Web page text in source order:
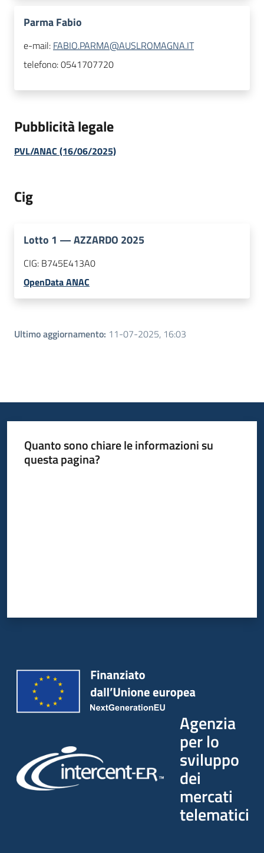
Parma Fabio
e-mail: FABIO.PARMA@AUSLROMAGNA.IT
telefono:0541707720
Pubblicità legale
PVL/ANAC (16/06/2025)
Cig
Lotto 1 —AZZARDO 2025
CIG: B745E413A0
OpenData ANAC
Ultimo aggiornamento: 11-07-2025, 16:03
Quanto sono chiare le informazioni su
questa pagina?
Agenzia
per lo
sviluppo
dei
mercati
telematici